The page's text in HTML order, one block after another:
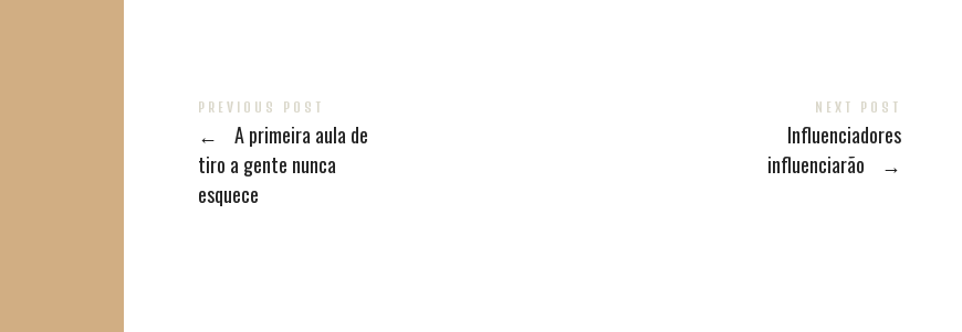
PREVIOUS POST
←
A primeira aula de
tiro a gente nunca
esquece
NEXT POST
Influenciadores
influenciarão
→